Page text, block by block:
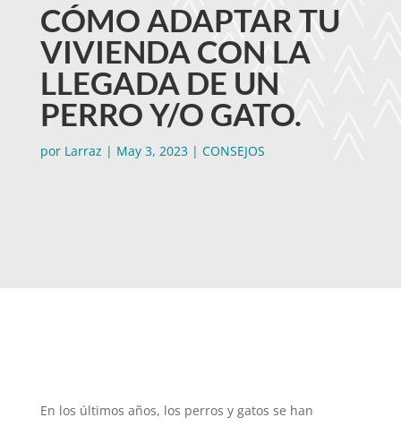
CÓMO ADAPTAR TU
VIVIENDA CON LA
LLEGADA DE UN
PERRO Y/O GATO.
por Larraz | May 3, 2023| CONSEJOS
En los últimos años, los perros y gatos se han